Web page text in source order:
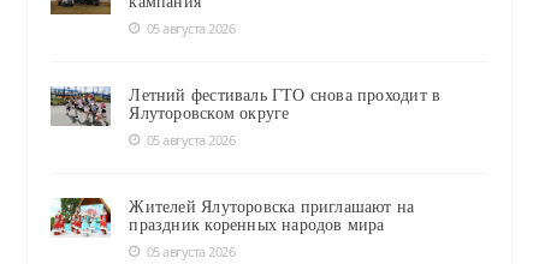
05 августа 2026
Летний фестиваль ГТО снова проходит в
Ялуторовском округе
05 августа 2026
Жителей Ялуторовска приглашают на
праздник коренных народов мира
05 августа 2026